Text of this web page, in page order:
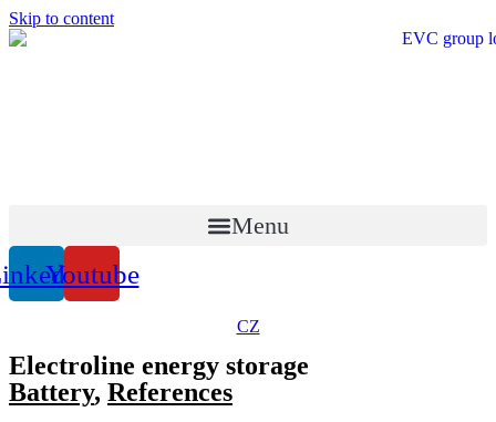
Skip to content
Menu
Youtube
CZ
Electroline energy storage
Battery, References